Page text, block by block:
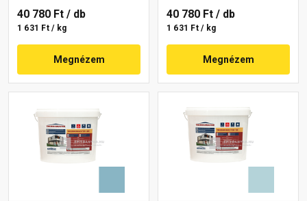
40 780 Ft / db
1 631 Ft / kg
Megnézem
40 780 Ft / db
1 631 Ft / kg
Megnézem